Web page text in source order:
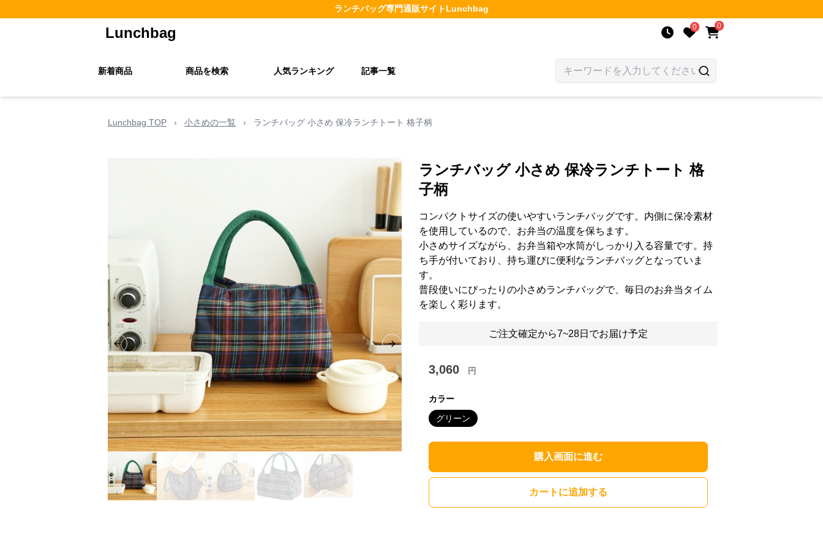
ランチバッグ専門通販サイトLunchbag
Lunchbag 0 0
新着商品 商品を検索 人気ランキング 記事一覧
Lunchbag TOP › 小さめの一覧 › ランチバッグ 小さめ 保冷ランチトート 格子柄
Previous slide Next slide
ランチバッグ 小さめ 保冷ランチトート 格
子柄
コンパクトサイズの使いやすいランチバッグです。内側に保冷素材
を使用しているので、お弁当の温度を保ちます。
小さめサイズながら、お弁当箱や水筒がしっかり入る容量です。持
ち手が付いており、持ち運びに便利なランチバッグとなっていま
す。
普段使いにぴったりの小さめランチバッグで、毎日のお弁当タイム
を楽しく彩ります。
ご注文確定から7~28日でお届け予定
3,060 円
カラー
グリーン
購入画面に進む
カートに追加する